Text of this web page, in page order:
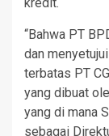
kredit.
“Bahwa PT
dan
terbatas PT
yang dibuat
yang di mana
sebagai